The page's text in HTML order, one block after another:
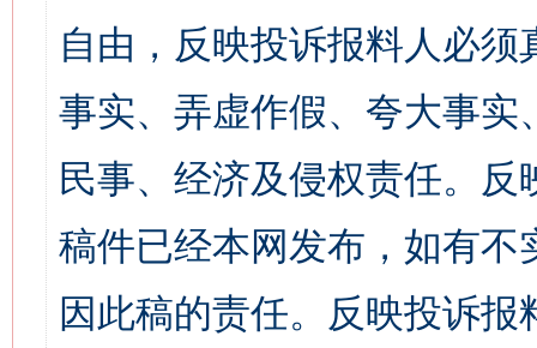
自由，反映投诉报料人必
事实、弄虚作假、夸大事
民事、经济及侵权责任。
稿件已经本网发布，如有
因此稿的责任。反映投诉